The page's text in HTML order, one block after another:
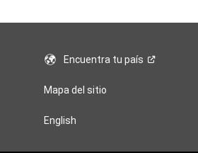
Encuentra tupaís
Mapa del sitio
English